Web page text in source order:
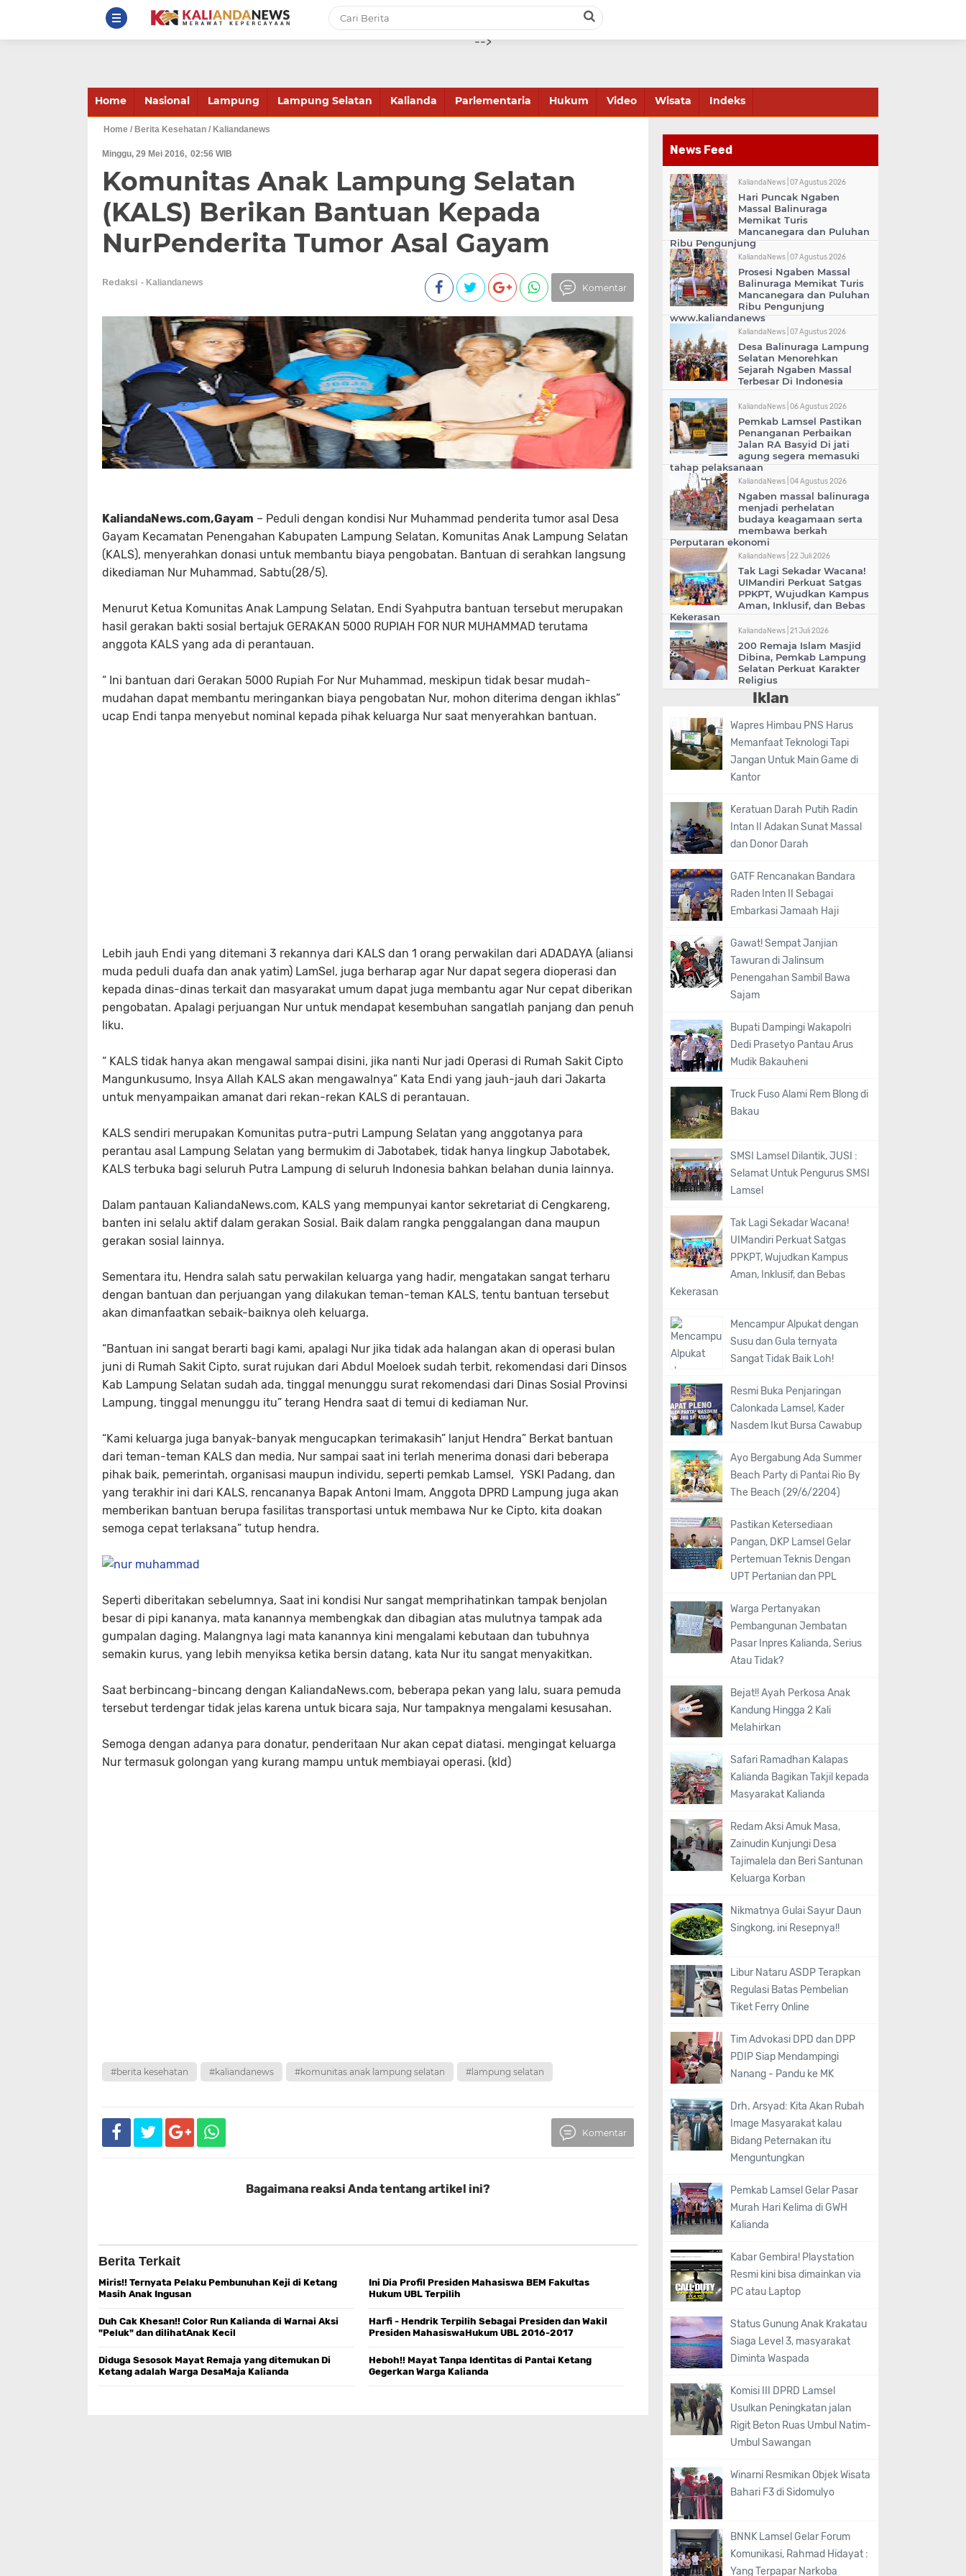
-->
Home Nasional Lampung Lampung Selatan Kalianda Parlementaria Hukum Video Wisata Indeks
Home / Berita Kesehatan / Kaliandanews
Minggu, 29 Mei 2016 02:56 WIB
Komunitas Anak Lampung Selatan
(KALS) Berikan Bantuan Kepada
NurPenderita Tumor Asal Gayam
Redaksi
Komentar
KaliandaNews.com,Gayam – Peduli dengan kondisi Nur Muhammad penderita tumor asal Desa
Gayam Kecamatan Penengahan Kabupaten Lampung Selatan, Komunitas Anak Lampung Selatan
(KALS), menyerahkan donasi untuk membantu biaya pengobatan. Bantuan di serahkan langsung
dikediaman Nur Muhammad, Sabtu(28/5).
Menurut Ketua Komunitas Anak Lampung Selatan, Endi Syahputra bantuan tersebut merupakan
hasil gerakan bakti sosial bertajuk GERAKAN 5000 RUPIAH FOR NUR MUHAMMAD terutama
anggota KALS yang ada di perantauan.
“ Ini bantuan dari Gerakan 5000 Rupiah For Nur Muhammad, meskipun tidak besar mudah-
mudahan dapat membantu meringankan biaya pengobatan Nur, mohon diterima dengan ikhlas”
ucap Endi tanpa menyebut nominal kepada pihak keluarga Nur saat menyerahkan bantuan.
Lebih jauh Endi yang ditemani 3 rekannya dari KALS dan 1 orang perwakilan dari ADADAYA (aliansi
muda peduli duafa dan anak yatim) LamSel, juga berharap agar Nur dapat segera dioperasi dan
kepada dinas-dinas terkait dan masyarakat umum dapat juga membantu agar Nur cepat diberikan
pengobatan. Apalagi perjuangan Nur untuk mendapat kesembuhan sangatlah panjang dan penuh
liku.
“ KALS tidak hanya akan mengawal sampai disini, jika nanti Nur jadi Operasi di Rumah Sakit Cipto
Mangunkusumo, Insya Allah KALS akan mengawalnya” Kata Endi yang jauh-jauh dari Jakarta
untuk menyampaikan amanat dari rekan-rekan KALS di perantauan.
KALS sendiri merupakan Komunitas putra-putri Lampung Selatan yang anggotanya para
perantau asal Lampung Selatan yang bermukim di Jabotabek, tidak hanya lingkup Jabotabek,
KALS terbuka bagi seluruh Putra Lampung di seluruh Indonesia bahkan belahan dunia lainnya.
Dalam pantauan KaliandaNews.com, KALS yang mempunyai kantor sekretariat di Cengkareng,
banten ini selalu aktif dalam gerakan Sosial. Baik dalam rangka penggalangan dana maupun
gerakan sosial lainnya.
Sementara itu, Hendra salah satu perwakilan keluarga yang hadir, mengatakan sangat terharu
dengan bantuan dan perjuangan yang dilakukan teman-teman KALS, tentu bantuan tersebut
akan dimanfaatkan sebaik-baiknya oleh keluarga.
“Bantuan ini sangat berarti bagi kami, apalagi Nur jika tidak ada halangan akan di operasi bulan
juni di Rumah Sakit Cipto, surat rujukan dari Abdul Moeloek sudah terbit, rekomendasi dari Dinsos
Kab Lampung Selatan sudah ada, tinggal menunggu surat rekomendasi dari Dinas Sosial Provinsi
Lampung, tinggal menunggu itu” terang Hendra saat di temui di kediaman Nur.
“Kami keluarga juga banyak-banyak mengucapkan terimakasih” lanjut Hendra” Berkat bantuan
dari teman-teman KALS dan media, Nur sampai saat ini terlah menerima donasi dari beberapa
pihak baik, pemerintah, organisasi maupun individu, seperti pemkab Lamsel, YSKI Padang, dan
yang terakhir ini dari KALS, rencananya Bapak Antoni Imam, Anggota DPRD Lampung juga akan
memberikan bantuan berupa fasilitas transportasi untuk membawa Nur ke Cipto, kita doakan
semoga cepat terlaksana” tutup hendra.
Seperti diberitakan sebelumnya, Saat ini kondisi Nur sangat memprihatinkan tampak benjolan
besar di pipi kananya, mata kanannya membengkak dan dibagian atas mulutnya tampak ada
gumpalan daging. Malangnya lagi mata kanannya kini mengalami kebutaan dan tubuhnya
semakin kurus, yang lebih menyiksa ketika bersin datang, kata Nur itu sangat menyakitkan.
Saat berbincang-bincang dengan KaliandaNews.com, beberapa pekan yang lalu, suara pemuda
tersebut terdengar tidak jelas karena untuk bicara saja, Nur tampaknya mengalami kesusahan.
Semoga dengan adanya para donatur, penderitaan Nur akan cepat diatasi. mengingat keluarga
Nur termasuk golongan yang kurang mampu untuk membiayai operasi. (kld)
#berita kesehatan #kaliandanews #komunitas anak lampung selatan #lampung selatan
Komentar
Bagaimana reaksi Anda tentang artikel ini?
Berita Terkait
Miris!! Ternyata Pelaku Pembunuhan Keji di Ketang
Masih Anak Ingusan
Ini Dia Profil Presiden Mahasiswa BEM Fakultas
Hukum UBL Terpilih
Duh Cak Khesan!! Color Run Kalianda di Warnai Aksi
"Peluk" dan dilihatAnak Kecil
Harfi - Hendrik Terpilih Sebagai Presiden dan Wakil
Presiden MahasiswaHukum UBL 2016-2017
Diduga Sesosok Mayat Remaja yang ditemukan Di
Ketang adalah Warga DesaMaja Kalianda
Heboh!! Mayat Tanpa Identitas di Pantai Ketang
Gegerkan Warga Kalianda
News Feed
KaliandaNews | 07 Agustus 2026
Hari Puncak Ngaben
Massal Balinuraga
Memikat Turis
Mancanegara dan Puluhan
Ribu Pengunjung
KaliandaNews | 07 Agustus 2026
Prosesi Ngaben Massal
Balinuraga Memikat Turis
Mancanegara dan Puluhan
Ribu Pengunjung
www.kaliandanews
KaliandaNews | 07 Agustus 2026
Desa Balinuraga Lampung
Selatan Menorehkan
Sejarah Ngaben Massal
Terbesar Di Indonesia
KaliandaNews | 06 Agustus 2026
Pemkab Lamsel Pastikan
Penanganan Perbaikan
Jalan RA Basyid Di jati
agung segera memasuki
tahap pelaksanaan
KaliandaNews | 04 Agustus 2026
Ngaben massal balinuraga
menjadi perhelatan
budaya keagamaan serta
membawa berkah
Perputaran ekonomi
KaliandaNews | 22 Juli 2026
Tak Lagi Sekadar Wacana!
UIMandiri Perkuat Satgas
PPKPT, Wujudkan Kampus
Aman, Inklusif, dan Bebas
Kekerasan
KaliandaNews | 21 Juli 2026
200 Remaja Islam Masjid
Dibina, Pemkab Lampung
Selatan Perkuat Karakter
Religius
Iklan
Wapres Himbau PNS Harus
Memanfaat Teknologi Tapi
Jangan Untuk Main Game di
Kantor
‎Keratuan Darah Putih Radin
Intan II Adakan Sunat Massal
dan Donor Darah
GATF Rencanakan Bandara
Raden Inten II Sebagai
Embarkasi Jamaah Haji
Gawat! Sempat Janjian
Tawuran di Jalinsum
Penengahan Sambil Bawa
Sajam
Bupati Dampingi Wakapolri
Dedi Prasetyo Pantau Arus
Mudik Bakauheni
Truck Fuso Alami Rem Blong di
Bakau
SMSI Lamsel Dilantik, JUSI :
Selamat Untuk Pengurus SMSI
Lamsel
Tak Lagi Sekadar Wacana!
UIMandiri Perkuat Satgas
PPKPT, Wujudkan Kampus
Aman, Inklusif, dan Bebas
Kekerasan
Mencampur Alpukat dengan
Susu dan Gula ternyata
Sangat Tidak Baik Loh!
Resmi Buka Penjaringan
Calonkada Lamsel, Kader
Nasdem Ikut Bursa Cawabup
Ayo Bergabung Ada Summer
Beach Party di Pantai Rio By
The Beach (29/6/2204)
Pastikan Ketersediaan
Pangan, DKP Lamsel Gelar
Pertemuan Teknis Dengan
UPT Pertanian dan PPL
Warga Pertanyakan
Pembangunan Jembatan
Pasar Inpres Kalianda, Serius
Atau Tidak?
Bejat!! Ayah Perkosa Anak
Kandung Hingga 2 Kali
Melahirkan
Safari Ramadhan Kalapas
Kalianda Bagikan Takjil kepada
Masyarakat Kalianda
Redam Aksi Amuk Masa,
Zainudin Kunjungi Desa
Tajimalela dan Beri Santunan
Keluarga Korban
Nikmatnya Gulai Sayur Daun
Singkong, ini Resepnya!!
Libur Nataru ASDP Terapkan
Regulasi Batas Pembelian
Tiket Ferry Online
Tim Advokasi DPD dan DPP
PDIP Siap Mendampingi
Nanang - Pandu ke MK
Drh. Arsyad: Kita Akan Rubah
Image Masyarakat kalau
Bidang Peternakan itu
Menguntungkan
Pemkab Lamsel Gelar Pasar
Murah Hari Kelima di GWH
Kalianda
Kabar Gembira! Playstation
Resmi kini bisa dimainkan via
PC atau Laptop
Status Gunung Anak Krakatau
Siaga Level 3, masyarakat
Diminta Waspada
Komisi III DPRD Lamsel
Usulkan Peningkatan jalan
Rigit Beton Ruas Umbul Natim-
Umbul Sawangan
Winarni Resmikan Objek Wisata
Bahari F3 di Sidomulyo
BNNK Lamsel Gelar Forum
Komunikasi, Rahmad Hidayat :
Yang Terpapar Narkoba